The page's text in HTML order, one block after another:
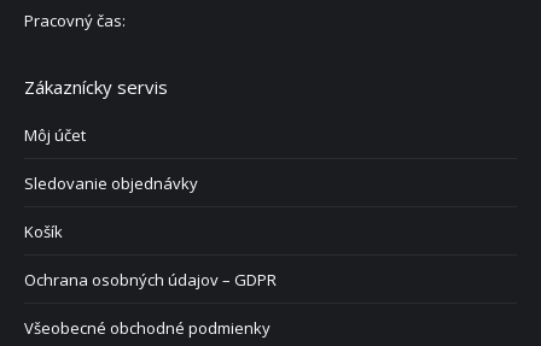
Pracovný čas:
Zákaznícky servis
Môj účet
Sledovanie objednávky
Košík
Ochrana osobných údajov – GDPR
Všeobecné obchodné podmienky